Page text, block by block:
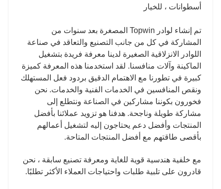
أسطوانات ، للخيار
تم إنشاء لوادر Topwin المصغرة بعد سنوات من
المشاركة في كل من جانب التصنيع والتعاقد في صناعة
اللوادر الانزلاقية الصغيرة لدينا معرفة فريدة بتشغيل
الماكينة وآلات منافسنا. لقد استخدمنا هذه المعرفة كميزة
كبيرة في تطورنا مع الاهتمام الدقيق بردود فعل المستهلك
ونقص المنافسين في الخدمات الفنية والخدمات. نحن
فخورون بكوننا مشاركين في الصناعة ونتطلع إلى
مشاركة طويلة وناجحة. هدفنا هو تزويد عملائنا بأفضل
المنتجات وأفضل دعم يحتاجون إليه لتشغيل أعمالهم
بأقصى طاقتهم مع أفضل المنتجات المتاحة.
مع خلفية هندسية قوية للغاية ومعرفة تصنيع سابقة ، نحن
قادرون على تلبية طلبات واحتياجات العملاء الأكثر تطلبًا.